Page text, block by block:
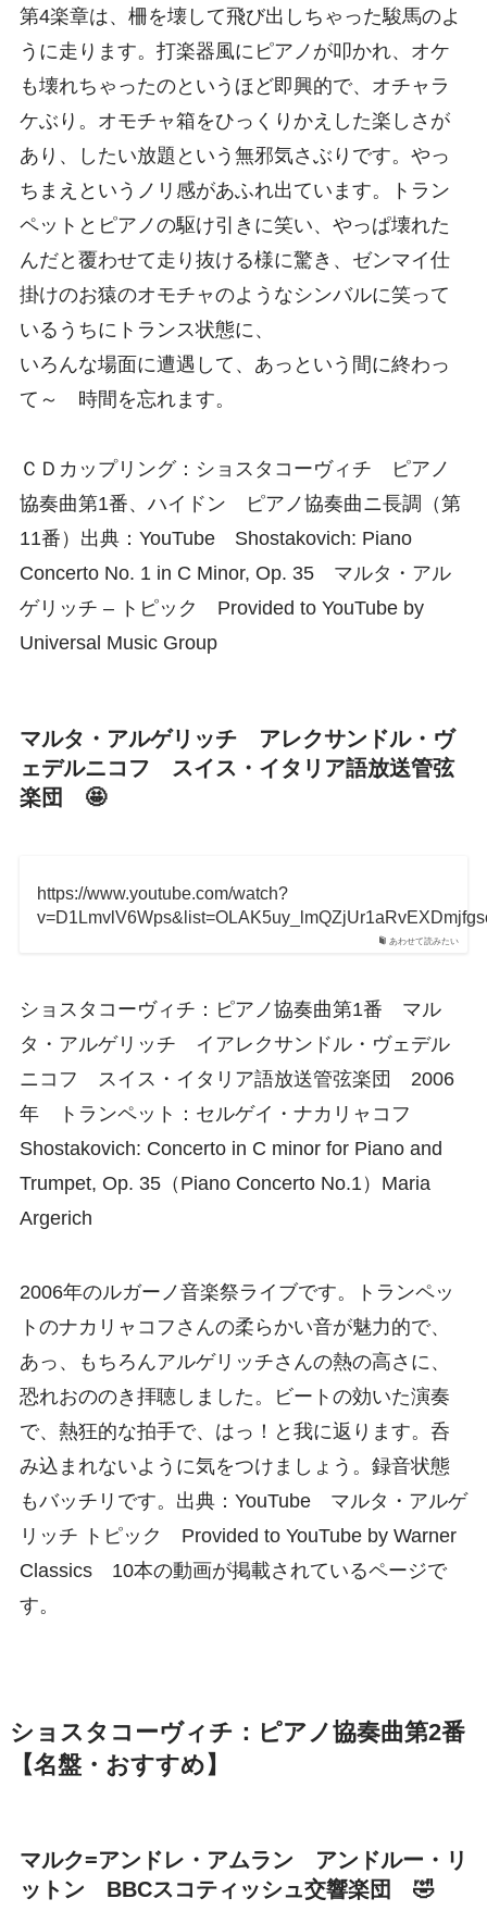
第4楽章は、柵を壊して飛び出しちゃった駿馬のよ
うに走ります。打楽器風にピアノが叩かれ、オケ
も壊れちゃったのというほど即興的で、オチャラ
ケぶり。オモチャ箱をひっくりかえした楽しさが
あり、したい放題という無邪気さぶりです。やっ
ちまえというノリ感があふれ出ています。トラン
ペットとピアノの駆け引きに笑い、やっぱ壊れた
んだと覆わせて走り抜ける様に驚き、ゼンマイ仕
掛けのお猿のオモチャのようなシンバルに笑って
いるうちにトランス状態に、
いろんな場面に遭遇して、あっという間に終わっ
て～ 時間を忘れます。
ＣＤカップリング：ショスタコーヴィチ ピアノ
協奏曲第1番、ハイドン ピアノ協奏曲ニ長調（第
11番）出典：YouTube Shostakovich: Piano
Concerto No. 1 in C Minor, Op. 35 マルタ・アル
ゲリッチ – トピック Provided to YouTube by
Universal Music Group
マルタ・アルゲリッチ アレクサンドル・ヴ
ェデルニコフ スイス・イタリア語放送管弦
楽団 🤩
あわせて読みたい
https://www.youtube.com/watch?
ショスタコーヴィチ：ピアノ協奏曲第1番 マル
タ・アルゲリッチ イアレクサンドル・ヴェデル
ニコフ スイス・イタリア語放送管弦楽団 2006
年 トランペット：セルゲイ・ナカリャコフ
Shostakovich: Concerto in C minor for Piano and
Trumpet, Op. 35（Piano Concerto No.1）Maria
Argerich
2006年のルガーノ音楽祭ライブです。トランペッ
トのナカリャコフさんの柔らかい音が魅力的で、
あっ、もちろんアルゲリッチさんの熱の高さに、
恐れおののき拝聴しました。ビートの効いた演奏
で、熱狂的な拍手で、はっ！と我に返ります。呑
み込まれないように気をつけましょう。録音状態
もバッチリです。出典：YouTube マルタ・アルゲ
リッチ トピック Provided to YouTube by Warner
Classics 10本の動画が掲載されているページで
す。
ショスタコーヴィチ：ピアノ協奏曲第2番
【名盤・おすすめ】
マルク=アンドレ・アムラン アンドルー・リ
ットン BBCスコティッシュ交響楽団 🤣